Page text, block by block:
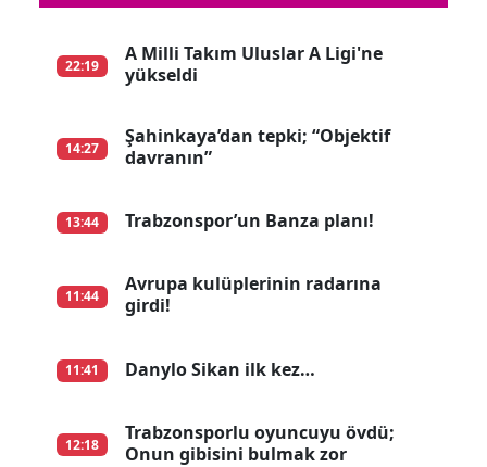
22:19
A Milli Takım Uluslar A Ligi'ne
yükseldi
14:27
Şahinkaya’dan tepki; “Objektif
davranın”
13:44 Trabzonspor’un Banza planı!
11:44
Avrupa kulüplerinin radarına
girdi!
11:41 Danylo Sikan ilk kez…
12:18
Trabzonsporlu oyuncuyu övdü;
Onun gibisini bulmak zor